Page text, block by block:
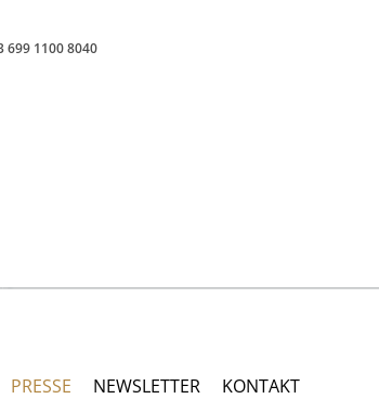
699 1100 8040
PRESSE NEWSLETTER KONTAKT